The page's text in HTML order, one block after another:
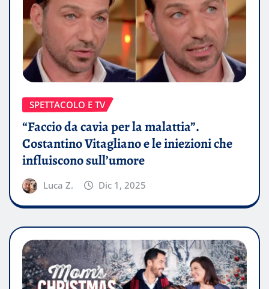
SPETTACOLO E TV
“Faccio da cavia per la malattia”.
Costantino Vitagliano e le iniezioni che
influiscono sull’umore
Luca Z. Dic 1, 2025